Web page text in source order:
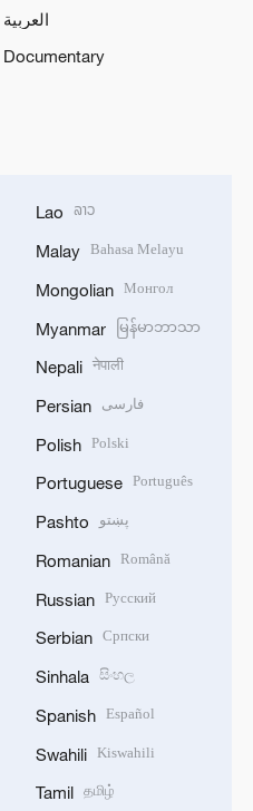
العربية
Documentary
Lao ລາວ
Malay Bahasa Melayu
Mongolian Монгол
Myanmar မြန်မာဘာသာ
Nepali नेपाली
Persian فارسی
Polish Polski
Portuguese Português
Pashto پښتو
Romanian Română
Russian Русский
Serbian Српски
Sinhala සිංහල
Spanish Español
Swahili Kiswahili
Tamil தமிழ்